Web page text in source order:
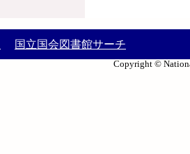
国立国会図書館サーチ
Copyright ©